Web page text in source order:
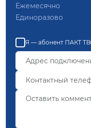
Ежемесячно
Единоразово
Я — абонент ПАКТ ТВ